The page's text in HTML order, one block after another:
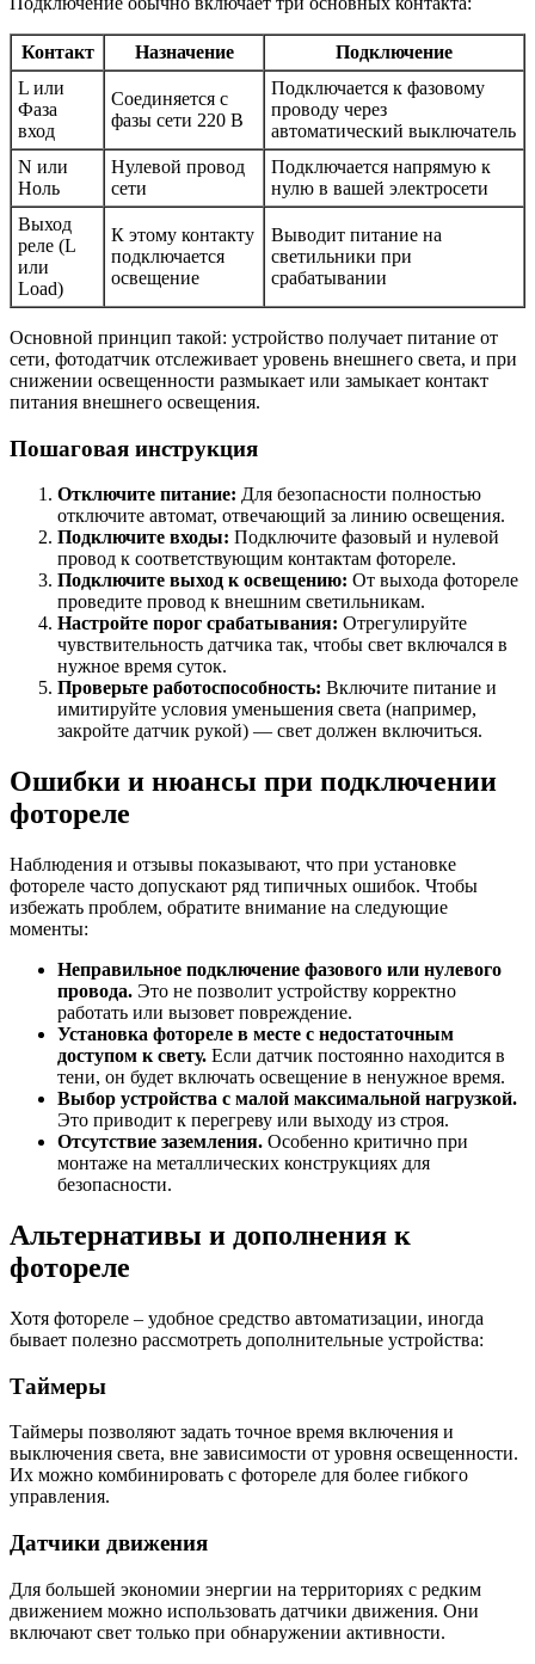
Контакт Назначение
Подключение
L или
Фаза
вход
Соединяется с
фазы сети 220 В
Подключается к фазовому
проводу через
автоматический выключатель
N или
Ноль
Нулевой провод
сети
Подключается напрямую к
нулю в вашей электросети
Выход
реле (L
или
Load)
К этому контакту
подключается
освещение
Выводит питание на
светильники при
срабатывании
Основной принцип такой: устройство получает питание от
сети, фотодатчик отслеживает уровень внешнего света, и при
снижении освещенности размыкает или замыкает контакт
питания внешнего освещения.
Пошаговая инструкция
Отключите питание: Для безопасности полностью
отключите автомат, отвечающий за линию освещения.
Подключите входы: Подключите фазовый и нулевой
провод к соответствующим контактам фотореле.
Подключите выход к освещению: От выхода фотореле
проведите провод к внешним светильникам.
Настройте порог срабатывания: Отрегулируйте
чувствительность датчика так, чтобы свет включался в
нужное время суток.
Проверьте работоспособность: Включите питание и
имитируйте условия уменьшения света (например,
закройте датчик рукой) — свет должен включиться.
Ошибки и нюансы при подключении
фотореле
Наблюдения и отзывы показывают, что при установке
фотореле часто допускают ряд типичных ошибок. Чтобы
избежать проблем, обратите внимание на следующие
моменты:
Неправильное подключение фазового или нулевого
провода. Это не позволит устройству корректно
работать или вызовет повреждение.
Установка фотореле в месте с недостаточным
доступом к свету. Если датчик постоянно находится в
тени, он будет включать освещение в ненужное время.
Выбор устройства с малой максимальной нагрузкой.
Это приводит к перегреву или выходу из строя.
Отсутствие заземления. Особенно критично при
монтаже на металлических конструкциях для
безопасности.
Альтернативы и дополнения к
фотореле
Хотя фотореле – удобное средство автоматизации, иногда
бывает полезно рассмотреть дополнительные устройства:
Таймеры
Таймеры позволяют задать точное время включения и
выключения света, вне зависимости от уровня освещенности.
Их можно комбинировать с фотореле для более гибкого
управления.
Датчики движения
Для большей экономии энергии на территориях с редким
движением можно использовать датчики движения. Они
включают свет только при обнаружении активности.